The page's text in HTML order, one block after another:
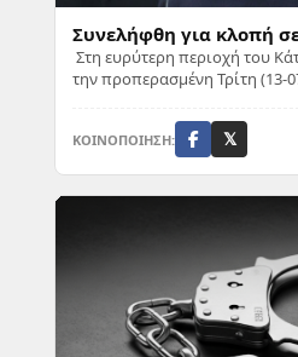
Συνελήφθη για κλοπή
Στη ευρύτερη περιοχή του
την προπερασμένη Τρίτη (13-
ΚΟΙΝΟΠΟΙΗΣΗ: 𝕏